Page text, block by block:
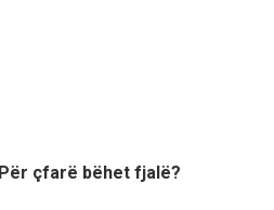
Për çfarë bëhet fjalë?